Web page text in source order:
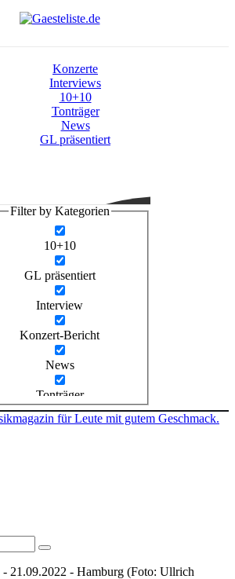
Konzerte
Interviews
10+10
Tonträger
News
GL präsentiert
Filter by Kategorien
10+10
GL präsentiert
Interview
Konzert-Bericht
News
Tonträger
für Leute mit gutem Geschmack.